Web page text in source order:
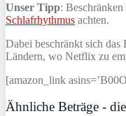
Unser Tipp:
Schlafrhythmus achten.
Dabei beschränkt sich
Ländern, wo Netflix zu
[amazon_link
Ähnliche Beträge -